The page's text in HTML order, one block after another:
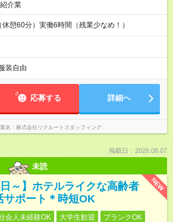
介業
憩60分）実働6時間（残業少なめ！）
装自由
応募する 詳細へ
名 株式会社リクルートスタッフィング
掲載日：2026.08.07
未読
NEW
～】ホテルライクな高齢者
サポート＊時短OK
会人未経験OK 大学生歓迎
ブランクOK